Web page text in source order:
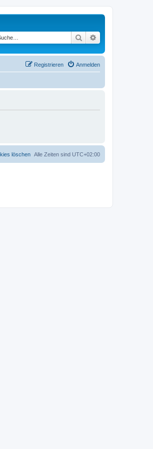
Suche
Anmelden
Registrieren
Alle Zeiten sind UTC+02:00
löschen